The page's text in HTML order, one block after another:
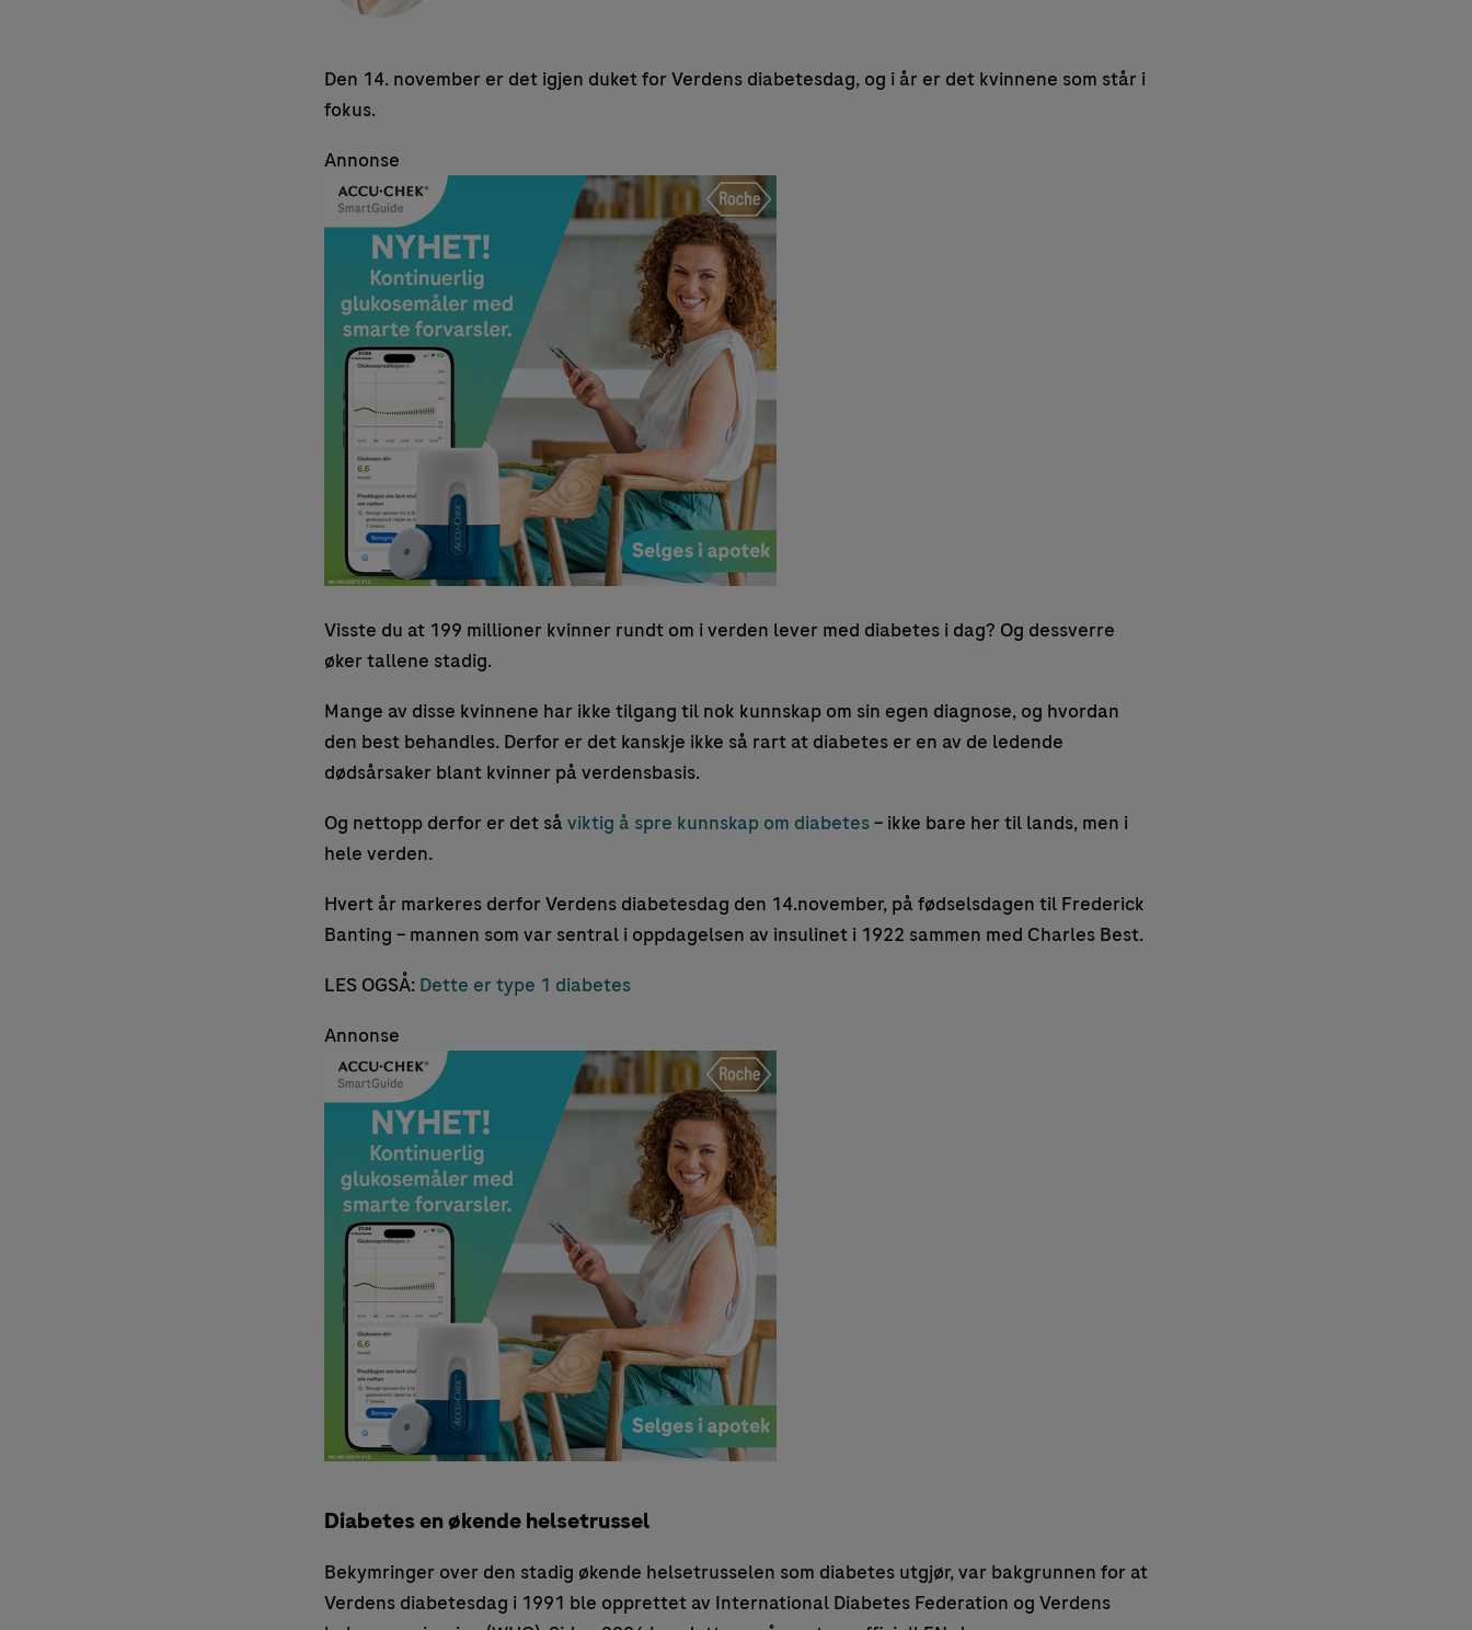
Den 14. november er det igjen duket for Verdens diabetesdag, og i år er det kvinnene som står i
fokus.
Annonse
Visste du at 199 millioner kvinner rundt om i verden lever med diabetes i dag? Og dessverre
øker tallene stadig.
Mange av disse kvinnene har ikke tilgang til nok kunnskap om sin egen diagnose, og hvordan
den best behandles. Derfor er det kanskje ikke så rart at diabetes er en av de ledende
dødsårsaker blant kvinner på verdensbasis.
Og nettopp derfor er det så viktig å spre kunnskap om diabetes– ikke bare her til lands, men i
hele verden.
Hvert år markeres derfor Verdens diabetesdag den 14.november, på fødselsdagen til Frederick
Banting – mannen som var sentral i oppdagelsen av insulinet i 1922 sammen med Charles Best.
LES OGSÅ: Dette er type 1 diabetes
Annonse
Diabetes en økende helsetrussel
Bekymringer over den stadig økende helsetrusselen som diabetes utgjør, var bakgrunnen for at
Verdens diabetesdag i 1991 ble opprettet av International Diabetes Federation og Verdens